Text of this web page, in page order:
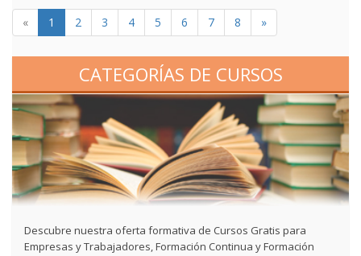
« 1 2 3 4 5 6 7 8 »
CATEGORÍAS DE CURSOS
Descubre nuestra oferta formativa de Cursos Gratis para
Empresas y Trabajadores, Formación Continua y Formación